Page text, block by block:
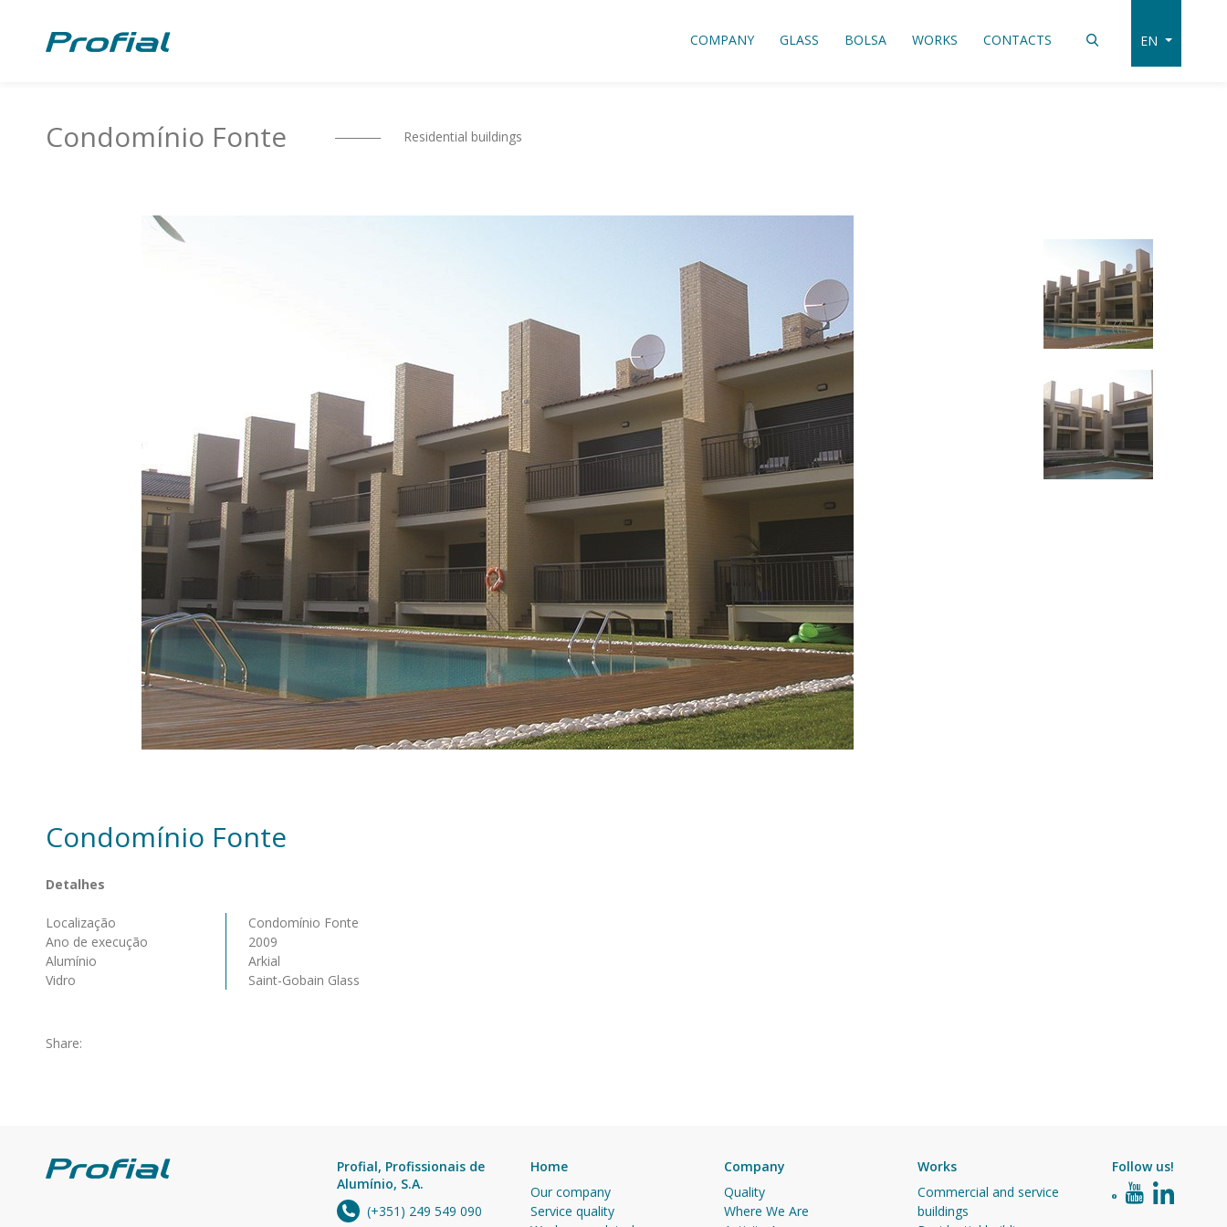
COMPANY GLASS BOLSA WORKS CONTACTS EN
Condomínio Fonte Residential buildings
Condomínio Fonte
Detalhes
Localização
Ano de execução
Alumínio
Vidro
Condomínio Fonte
2009
Arkial
Saint-Gobain Glass
Share:
Profial, Profissionais de
Alumínio, S.A.
(+351) 249 549 090
Home
Our company
Service quality
Company
Quality
Where We Are
Works
Commercial and service
buildings
Follow us!